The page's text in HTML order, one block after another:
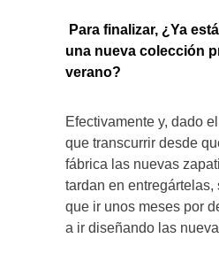
Para finalizar, ¿Ya
una nueva colección
verano?
Efectivamente y, dado
que transcurrir desde
fábrica las nuevas
tardan en entregártelas,
que ir unos meses por
a ir diseñando las